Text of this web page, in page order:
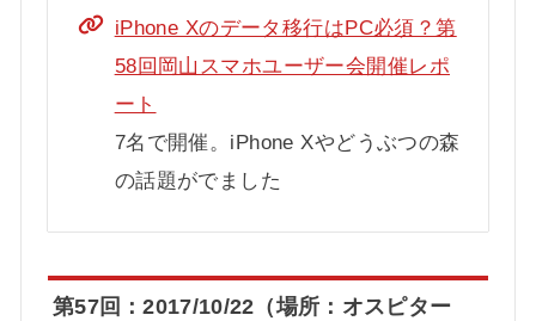
iPhone Xのデータ移行はPC必須？第
58回岡山スマホユーザー会開催レポ
ート
7名で開催。iPhone Xやどうぶつの森
の話題がでました
第57回：2017/10/22（場所：オスピター